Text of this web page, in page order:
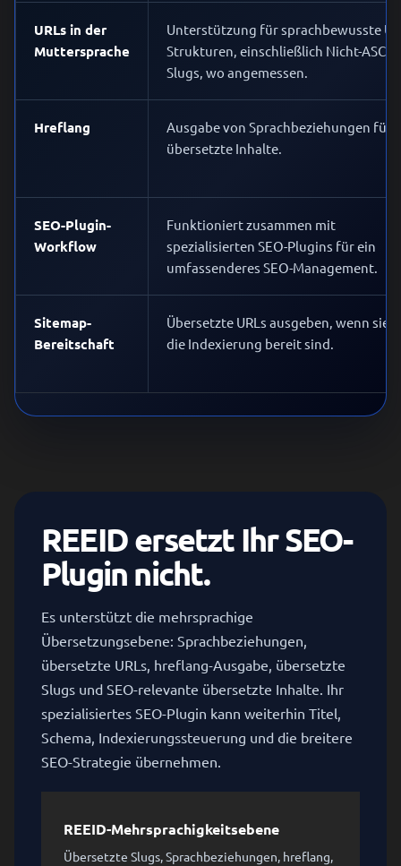
URLs in der
Muttersprache
Unterstützung für sprachbewusste
Strukturen, einschließlich Nicht-ASCII-
Slugs, wo angemessen.
Hreflang
Ausgabe von Sprachbeziehungen für
übersetzte Inhalte.
SEO-Plugin-
Workflow
Funktioniert zusammen mit
spezialisierten SEO-Plugins für ein
umfassenderes SEO-Management.
Sitemap-
Bereitschaft
Übersetzte URLs ausgeben, wenn sie
die Indexierung bereit sind.
REEID ersetzt Ihr SEO-
Plugin nicht.
Es unterstützt die mehrsprachige
Übersetzungsebene: Sprachbeziehungen,
übersetzte URLs, hreflang-Ausgabe, übersetzte
Slugs und SEO-relevante übersetzte Inhalte. Ihr
spezialisiertes SEO-Plugin kann weiterhin Titel,
Schema, Indexierungssteuerung und die breitere
SEO-Strategie übernehmen.
REEID-Mehrsprachigkeitsebene
Übersetzte Slugs, Sprachbeziehungen, hreflang,